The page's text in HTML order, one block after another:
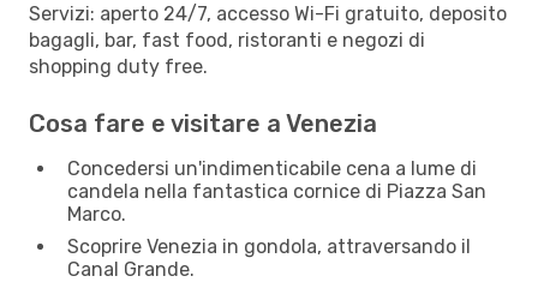
Servizi: aperto 24/7, accesso Wi-Fi gratuito, deposito
bagagli, bar, fast food, ristoranti e negozi di
shopping duty free.
Cosa fare e visitare a Venezia
Concedersi un'indimenticabile cena a lume di
candela nella fantastica cornice di Piazza San
Marco.
Scoprire Venezia in gondola, attraversando il
Canal Grande.